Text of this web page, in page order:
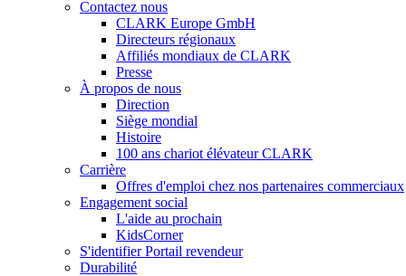
Contactez nous
CLARK Europe GmbH
Directeurs régionaux
Affiliés mondiaux de CLARK
Presse
À propos de nous
Direction
Siège mondial
Histoire
100 ans chariot élévateur CLARK
Carrière
Offres d'emploi chez nos partenaires commerciaux
Engagement social
L'aide au prochain
KidsCorner
S'identifier Portail revendeur
Durabilité